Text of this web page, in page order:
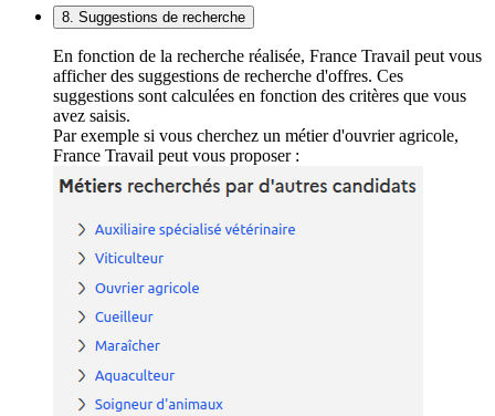
8. Suggestions de recherche
En fonction de la recherche réalisée, France Travail peut vous
afficher des suggestions de recherche d'offres. Ces
suggestions sont calculées en fonction des critères que vous
avez saisis.
Par exemple si vous cherchez un métier d'ouvrier agricole,
France Travail peut vous proposer :